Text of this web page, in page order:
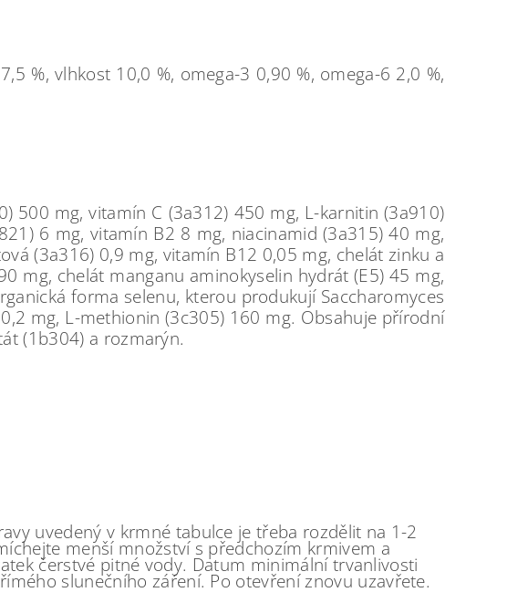
%, vlhkost 10,0 %, omega-3 0,90 %, omega-6 2,0 %,
500 mg, vitamín C (3a312) 450 mg, L-karnitin (3a910)
6 mg, vitamín B2 8 mg, niacinamid (3a315) 40 mg,
(3a316) 0,9 mg, vitamín B12 0,05 mg, chelát zinku a
mg, chelát manganu aminokyselin hydrát (E5) 45 mg,
forma selenu, kterou produkují Saccharomyces
mg, L-methionin (3c305) 160 mg. Obsahuje přírodní
(1b304) a rozmarýn.
uvedený v krmné tabulce je třeba rozdělit na 1-2
menší množství s předchozím krmivem a
čerstvé pitné vody. Datum minimální trvanlivosti
slunečního záření. Po otevření znovu uzavřete.